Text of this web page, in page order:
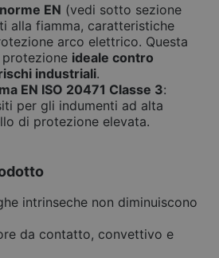
EN (vedi sotto sezione
alla fiamma, caratteristiche
arco elettrico. Questa
ideale contro
industriali.
EN ISO 20471 Classe 3:
per gli indumenti ad alta
di protezione elevata.
intrinseche non diminuiscono
da contatto, convettivo e